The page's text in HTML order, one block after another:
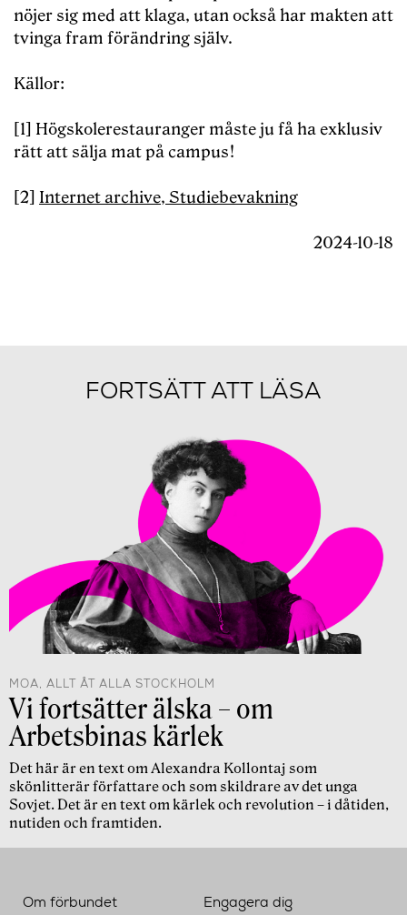
nöjer sig med att klaga, utan också har makten att
tvinga fram förändring själv.
Källor:
[1] Högskolerestauranger måste ju få ha exklusiv
rätt att sälja mat på campus!
[2] Internet archive, Studiebevakning
2024-10-18
FORTSÄTT ATT LÄSA
MOA, ALLT ÅT ALLA STOCKHOLM
Vi fortsätter älska – om
Arbetsbinas kärlek
Det här är en text om Alexandra Kollontaj som
skönlitterär författare och som skildrare av det unga
Sovjet. Det är en text om kärlek och revolution – i dåtiden,
nutiden och framtiden.
Om förbundet
Engagera dig